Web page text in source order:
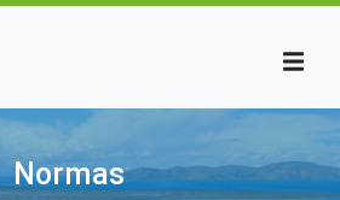
Normas